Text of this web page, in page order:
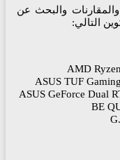
والبحث عن